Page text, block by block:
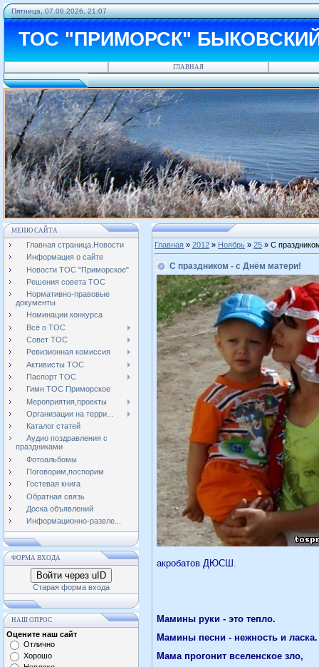
Пятница, 07.08.2026, 21:07
ТОС "ПРИМОРСК"
ГЛАВНАЯ
МЕНЮ САЙТА
Главная страница.Новости
Информация о сайте
Новости ТОС "Приморское"
Решения совета ТОС
Нормативно-правовые
документы
Номинации конкурса
Всё о ТОС
Совет ТОС
Ревизионная комиссия
Активисты ТОС
Паспорт ТОС
Гимн ТОС Приморское
Мероприятия,проекты
Организации на терри...
Каталог статей
Аудио поздравления с
праздниками
Фотоальбомы
Поговорим,поспорим
Гостевая книга
Обратная связь
Доска объявлений
Информационно-развле...
ФОРМА ВХОДА
Войти через uID
Старая форма входа
НАШ ОПРОС
Оцените наш сайт
Отлично
Хорошо
Главная » 2012 » Ноябрь » 25 » С
С праздником - с Днём матери!
акробатов ДЮСШ.
Мамины руки - это тепло.
Мамины песни - нежность и ласка.
Мама прогонит вселенское зло,